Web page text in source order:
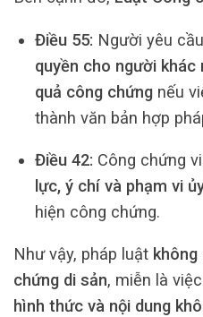
Điều 55: Người yêu
quyền cho người khác
quả công chứngnếu
thành văn bản hợp
Điều 42: Công chứng
lực, ý chí và phạm vi
hiện công chứng.
Như vậy, pháp luật
chứng di sản, miễn là
hình thức và nội dung